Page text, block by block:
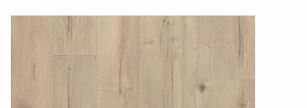
Wand en trap